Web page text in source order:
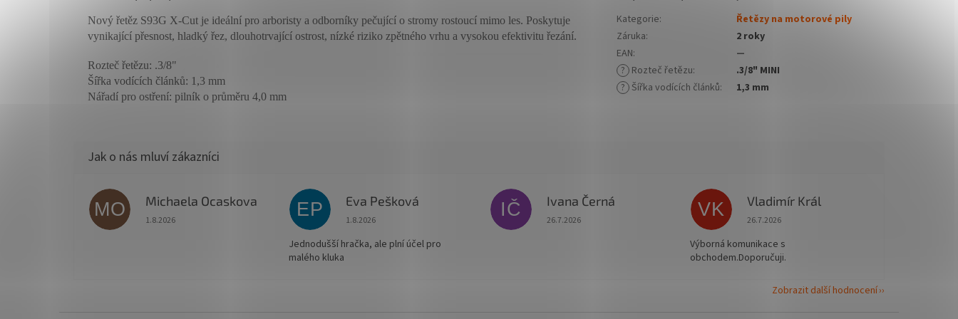
Nový řetěz S93G X-Cut je ideální pro arboristy a odborníky pečující o stromy rostoucí mimo les. Poskytuje
vynikající přesnost, hladký řez, dlouhotrvající ostrost, nízké riziko zpětného vrhu a vysokou efektivitu řezání.
Rozteč řetězu: .3/8"
Šířka vodících článků: 1,3 mm
Nářadí pro ostření: pilník o průměru 4,0 mm
Kategorie:
Řetězy na motorové pily
Záruka:
2 roky
EAN:
—
? Rozteč řetězu:
.3/8" MINI
? Šířka vodících článků: 1,3 mm
MO Michaela Ocaskova
Hodnocení obchodu je 5 z 5 hvězdiček.
1.8.2026
EP Eva Pešková
Hodnocení obchodu je 5 z 5 hvězdiček.
1.8.2026
Jednodušší hračka, ale plní účel pro
malého kluka
IČ Ivana Černá
Hodnocení obchodu je 5 z 5 hvězdiček.
26.7.2026
VK Vladimír Král
Hodnocení obchodu je 5 z 5 hvězdiček.
26.7.2026
Výborná komunikace s
obchodem.Doporučuji.
Zobrazit další hodnocení